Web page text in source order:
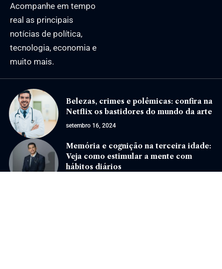
Acompanhe em tempo
real as principais
notícias de política,
tecnologia, economia e
muito mais.
Belezas, crimes e polêmicas: confira na
Netflix os bastidores do mundo da arte
setembro 16, 2024
Memória e cognição na terceira idade:
Veja como estimular a mente com
hábitos diários